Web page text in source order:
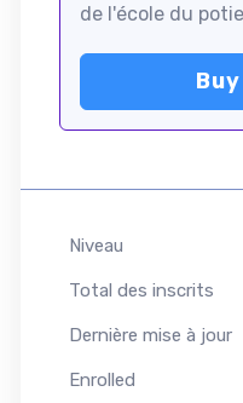
de l'école du
Niveau
Total des inscrits
Dernière mise à jour
Enrolled